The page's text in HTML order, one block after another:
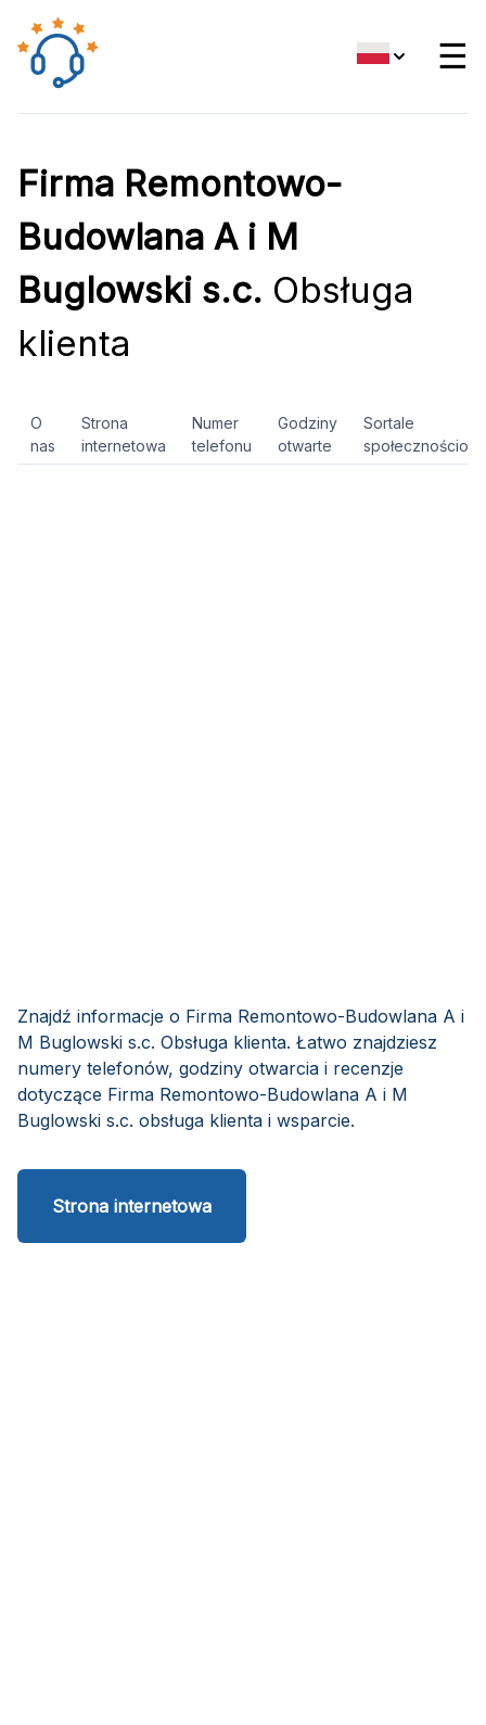
☰
Firma Remontowo-
Budowlana A i M
Buglowski s.c. Obsługa
klienta
O
nas
Strona
internetowa
Numer
telefonu
Godziny
otwarte
Sortale
Znajdź informacje o Firma Remontowo-Budowlana A i
M Buglowski s.c. Obsługa klienta. Łatwo znajdziesz
numery telefonów, godziny otwarcia i recenzje
dotyczące Firma Remontowo-Budowlana A i M
Buglowski s.c. obsługa klienta i wsparcie.
Strona internetowa